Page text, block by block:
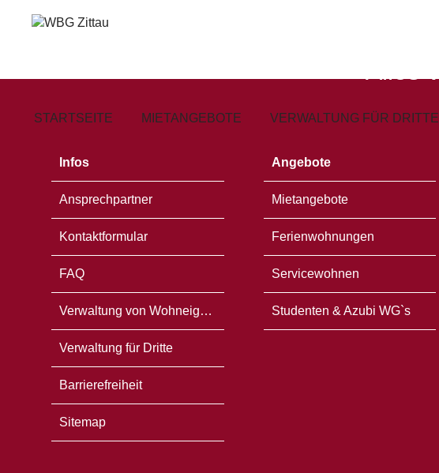
STARTSEITE MIETANGEBOTE VERWALTUNG FÜR DRITTE
Fenster
Infos
Ansprechpartner
Kontaktformular
FAQ
Verwaltung von Wohneigentum
Verwaltung für Dritte
Barrierefreiheit
Sitemap
Angebote
Mietangebote
Ferienwohnungen
Servicewohnen
Studenten & Azubi WG`s